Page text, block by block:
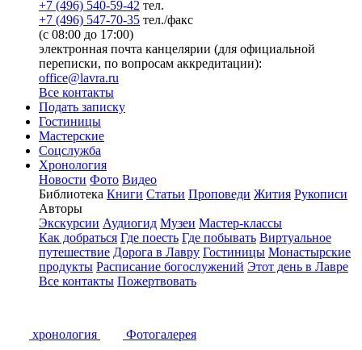
+7 (496) 540-59-42 тел.
+7 (496) 547-70-35 тел./факс
(с 08:00 до 17:00)
электронная почта канцелярии (для официальной
переписки, по вопросам аккредитации):
office@lavra.ru
Все контакты
Подать записку
Гостиницы
Мастерские
Соцслужба
Хронология
Новости Фото Видео
Библиотека Книги Статьи Проповеди Жития Рукописи
Авторы
Экскурсии Аудиогид Музеи Мастер-классы
Как добраться Где поесть Где побывать Виртуальное
путешествие Дорога в Лавру Гостиницы Монастырские
продукты Расписание богослужений Этот день в Лавре
Все контакты Пожертвовать
хронология Фотогалерея